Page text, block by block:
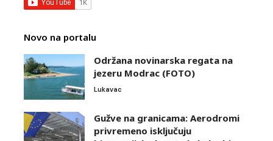
Novo na portalu
Održana novinarska regata na
jezeru Modrac (FOTO)
Lukavac
Gužve na granicama: Aerodromi
privremeno isključuju